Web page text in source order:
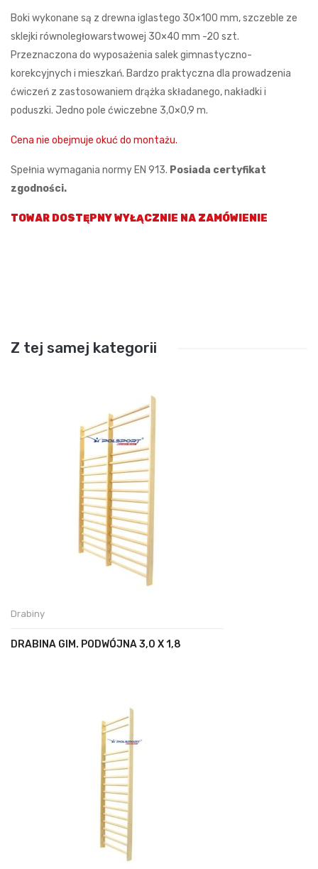
Boki wykonane są z drewna iglastego 30×100 mm, szczeble ze
sklejki równoległowarstwowej 30×40 mm -20 szt.
Przeznaczona do wyposażenia salek gimnastyczno-
korekcyjnych i mieszkań. Bardzo praktyczna dla prowadzenia
ćwiczeń z zastosowaniem drążka składanego, nakładki i
poduszki. Jedno pole ćwiczebne 3,0×0,9 m.
Cena nie obejmuje okuć do montażu.
Spełnia wymagania normy EN 913. Posiada certyfikat
zgodności.
TOWAR DOSTĘPNY WYŁĄCZNIE NA ZAMÓWIENIE
Z tej samej kategorii
Drabiny
DRABINA GIM. PODWÓJNA 3,0 X 1,8